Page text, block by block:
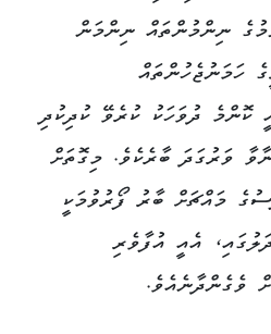
ނިންމުންތައް ނިންމަން
ހަމަނުޖެހުންތައް
ކޮންމެ ދުވަހަކު ކުރެވޭ ކުދިކުދި
ވަރުގަދަ ބާރެކެވެ. މިގޮތަށް
މައްޗަށް ބާރު ފޯރުވުމަކީ
އެއީ އުފާވެރި
ވެގެންދާނެއެވެ.